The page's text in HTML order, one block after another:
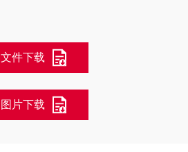
文件下载
图片下载